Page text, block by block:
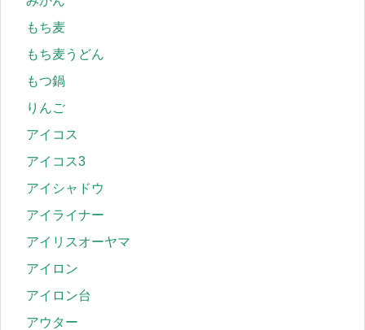
もち麦
もち麦うどん
もつ鍋
りんご
アイコス
アイコス3
アイシャドウ
アイライナー
アイリスオーヤマ
アイロン
アイロン台
アウター